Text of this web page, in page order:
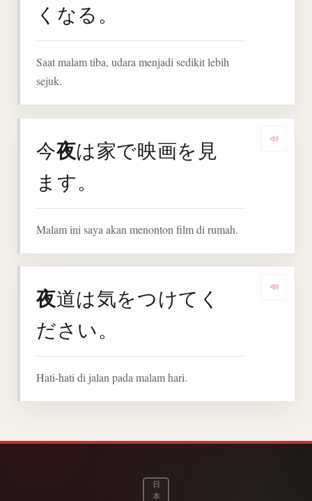
くなる。
Saat malam tiba, udara menjadi sedikit lebih
sejuk.
今夜は家で映画を見
ます。
Malam ini saya akan menonton film di rumah.
夜道は気をつけてく
ださい。
Hati-hati di jalan pada malam hari.
日
本